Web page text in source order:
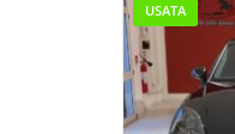
USATA